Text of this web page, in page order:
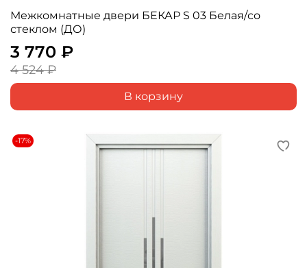
Межкомнатные двери БЕКАР S 03 Белая/со
стеклом (ДО)
3 770 ₽
4 524 ₽
В корзину
-17%